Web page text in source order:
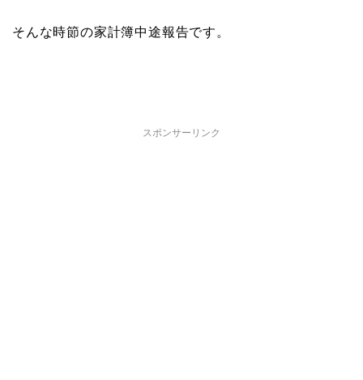
そんな時節の家計簿中途報告です。
スポンサーリンク